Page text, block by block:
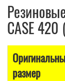
CASE 420
размер